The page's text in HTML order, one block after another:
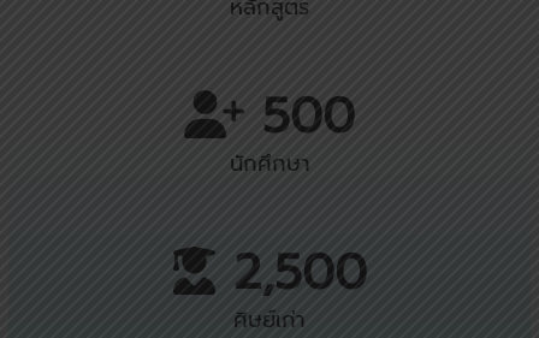
500500
นักศึกษา
2,5002500
ศิษย์เก่า